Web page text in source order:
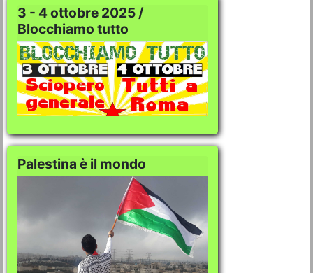
3 - 4 ottobre 2025 /
Blocchiamo tutto
Palestina è il mondo